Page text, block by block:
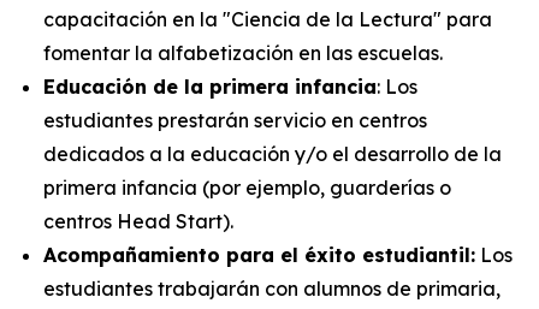
capacitación en la "Ciencia de la Lectura" para
fomentar la alfabetización en las escuelas.
Educación de la primera infancia: Los
estudiantes prestarán servicio en centros
dedicados a la educación y/o el desarrollo de la
primera infancia (por ejemplo, guarderías o
centros Head Start).
Acompañamiento para el éxito estudiantil: Los
estudiantes trabajarán con alumnos de primaria,